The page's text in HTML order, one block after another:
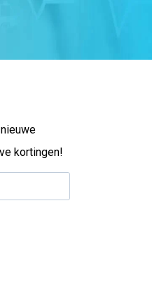
kortingen!